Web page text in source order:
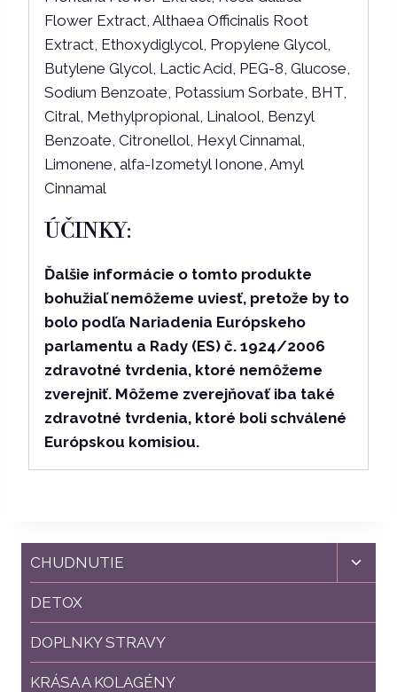
Flower Extract, Althaea Officinalis Root
Extract, Ethoxydiglycol, Propylene Glycol,
Butylene Glycol, Lactic Acid, PEG-8, Glucose,
Sodium Benzoate, Potassium Sorbate, BHT,
Citral, Methylpropional, Linalool, Benzyl
Benzoate, Citronellol, Hexyl Cinnamal,
Limonene, alfa-Izometyl Ionone, Amyl
Cinnamal
ÚČINKY:
Ďalšie informácie o tomto produkte
bohužiaľ nemôžeme uviesť, pretože by to
bolo podľa Nariadenia Európskeho
parlamentu a Rady (ES) č. 1924/2006
zdravotné tvrdenia, ktoré nemôžeme
zverejniť. Môžeme zverejňovať iba také
zdravotné tvrdenia, ktoré boli schválené
Európskou komisiou.
CHUDNUTIE
child
DETOX
DOPLNKY STRAVY
KRÁSA A KOLAGÉNY